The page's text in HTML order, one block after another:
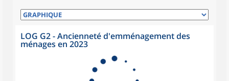
LOG G2 - Ancienneté d'emménagement des
ménages en 2023